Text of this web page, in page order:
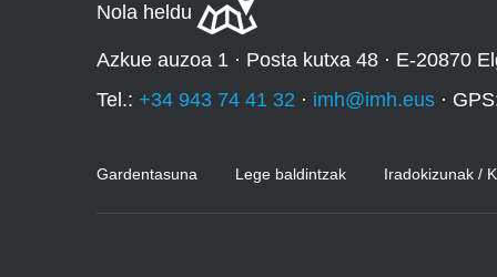
Nola heldu
Azkue auzoa 1 · Posta kutxa 48 · E-20870
Tel.: +34 943 74 41 32 · imh@imh.eus ·
Gardentasuna Lege baldintzak Iradokizunak /